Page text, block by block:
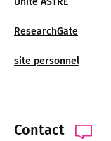
ResearchGate
site personnel
Contact